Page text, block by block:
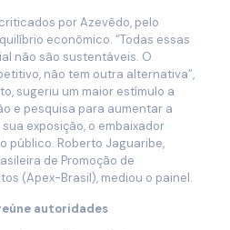
por Azevêdo, pelo
econômico. “Todas essas
não são sustentáveis. O
não tem outra alternativa”,
sugeriu um maior estímulo a
e pesquisa para aumentar a
exposição, o embaixador
público. Roberto Jaguaribe,
de Promoção de
(Apex-Brasil), mediou o painel.
autoridades